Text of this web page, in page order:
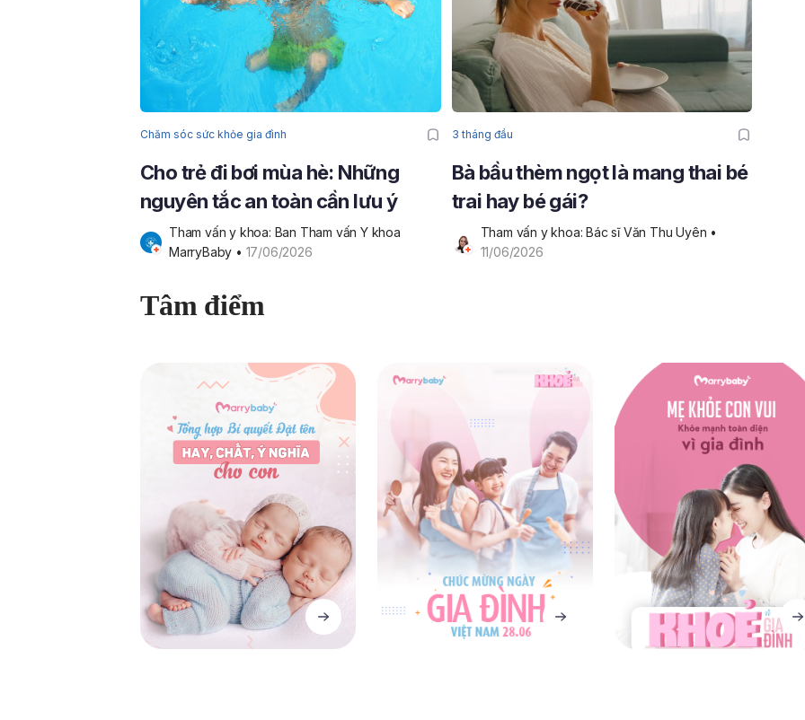
Chăm sóc sức khỏe gia đình
Cho trẻ đi bơi mùa hè: Những
nguyên tắc an toàn cần lưu ý
Tham vấn y khoa: Ban Tham vấn Y khoa
MarryBaby • 17/06/2026
3 tháng đầu
Bà bầu thèm ngọt là mang thai bé
trai hay bé gái?
Tham vấn y khoa: Bác sĩ Văn Thu Uyên
11/06/2026
Tâm điểm